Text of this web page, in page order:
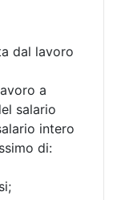
dal lavoro
a
salario
intero
di: